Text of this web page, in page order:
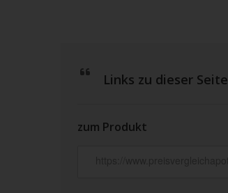
Links zu dieser Seite
zum Produkt